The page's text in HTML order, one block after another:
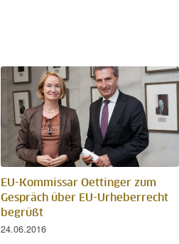
EU-Kommissar Oettinger zum
Gespräch über EU-Urheberrecht
begrüßt
24.06.2016